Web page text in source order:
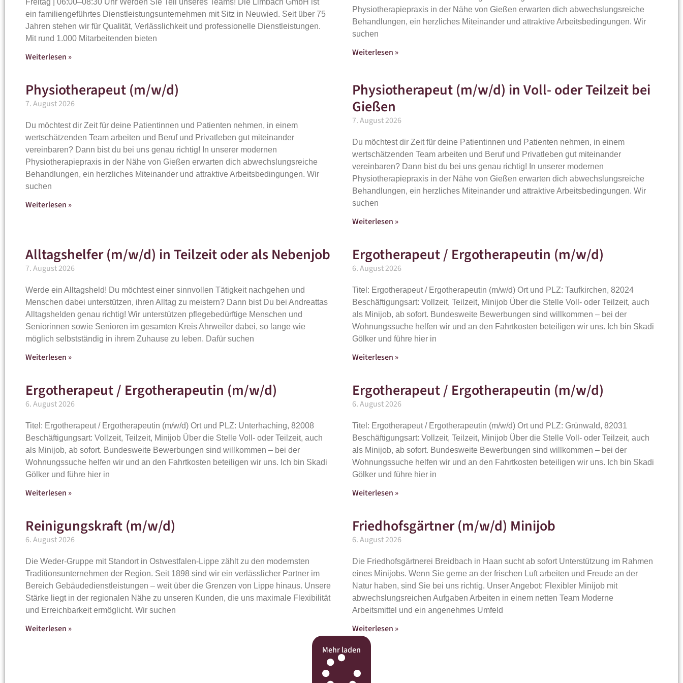
Freitag | 06:00–08:30 Uhr Werden Sie Teil unseres Teams! Die Limbach GmbH ist
ein familiengeführtes Dienstleistungsunternehmen mit Sitz in Neuwied. Seit über 75
Jahren stehen wir für Qualität, Verlässlichkeit und professionelle Dienstleistungen.
Mit rund 1.000 Mitarbeitenden bieten
Weiterlesen »
Physiotherapiepraxis in der Nähe von Gießen erwarten dich abwechslungsreiche
Behandlungen, ein herzliches Miteinander und attraktive Arbeitsbedingungen. Wir
suchen
Weiterlesen »
Physiotherapeut (m/w/d)
7. August 2026
Du möchtest dir Zeit für deine Patientinnen und Patienten nehmen, in einem
wertschätzenden Team arbeiten und Beruf und Privatleben gut miteinander
vereinbaren? Dann bist du bei uns genau richtig! In unserer modernen
Physiotherapiepraxis in der Nähe von Gießen erwarten dich abwechslungsreiche
Behandlungen, ein herzliches Miteinander und attraktive Arbeitsbedingungen. Wir
suchen
Weiterlesen »
Physiotherapeut (m/w/d) in Voll- oder Teilzeit bei
Gießen
7. August 2026
Du möchtest dir Zeit für deine Patientinnen und Patienten nehmen, in einem
wertschätzenden Team arbeiten und Beruf und Privatleben gut miteinander
vereinbaren? Dann bist du bei uns genau richtig! In unserer modernen
Physiotherapiepraxis in der Nähe von Gießen erwarten dich abwechslungsreiche
Behandlungen, ein herzliches Miteinander und attraktive Arbeitsbedingungen. Wir
suchen
Weiterlesen »
Alltagshelfer (m/w/d) in Teilzeit oder als Nebenjob
7. August 2026
Werde ein Alltagsheld! Du möchtest einer sinnvollen Tätigkeit nachgehen und
Menschen dabei unterstützen, ihren Alltag zu meistern? Dann bist Du bei Andreattas
Alltagshelden genau richtig! Wir unterstützen pflegebedürftige Menschen und
Seniorinnen sowie Senioren im gesamten Kreis Ahrweiler dabei, so lange wie
möglich selbstständig in ihrem Zuhause zu leben. Dafür suchen
Weiterlesen »
Ergotherapeut / Ergotherapeutin (m/w/d)
6. August 2026
Titel: Ergotherapeut / Ergotherapeutin (m/w/d) Ort und PLZ: Taufkirchen, 82024
Beschäftigungsart: Vollzeit, Teilzeit, Minijob Über die Stelle Voll- oder Teilzeit, auch
als Minijob, ab sofort. Bundesweite Bewerbungen sind willkommen – bei der
Wohnungssuche helfen wir und an den Fahrtkosten beteiligen wir uns. Ich bin Skadi
Gölker und führe hier in
Weiterlesen »
Ergotherapeut / Ergotherapeutin (m/w/d)
6. August 2026
Titel: Ergotherapeut / Ergotherapeutin (m/w/d) Ort und PLZ: Unterhaching, 82008
Beschäftigungsart: Vollzeit, Teilzeit, Minijob Über die Stelle Voll- oder Teilzeit, auch
als Minijob, ab sofort. Bundesweite Bewerbungen sind willkommen – bei der
Wohnungssuche helfen wir und an den Fahrtkosten beteiligen wir uns. Ich bin Skadi
Gölker und führe hier in
Weiterlesen »
Ergotherapeut / Ergotherapeutin (m/w/d)
6. August 2026
Titel: Ergotherapeut / Ergotherapeutin (m/w/d) Ort und PLZ: Grünwald, 82031
Beschäftigungsart: Vollzeit, Teilzeit, Minijob Über die Stelle Voll- oder Teilzeit, auch
als Minijob, ab sofort. Bundesweite Bewerbungen sind willkommen – bei der
Wohnungssuche helfen wir und an den Fahrtkosten beteiligen wir uns. Ich bin Skadi
Gölker und führe hier in
Weiterlesen »
Reinigungskraft (m/w/d)
6. August 2026
Die Weder-Gruppe mit Standort in Ostwestfalen-Lippe zählt zu den modernsten
Traditionsunternehmen der Region. Seit 1898 sind wir ein verlässlicher Partner im
Bereich Gebäudedienstleistungen – weit über die Grenzen von Lippe hinaus. Unsere
Stärke liegt in der regionalen Nähe zu unseren Kunden, die uns maximale Flexibilität
und Erreichbarkeit ermöglicht. Wir suchen
Weiterlesen »
Friedhofsgärtner (m/w/d) Minijob
6. August 2026
Die Friedhofsgärtnerei Breidbach in Haan sucht ab sofort Unterstützung im Rahmen
eines Minijobs. Wenn Sie gerne an der frischen Luft arbeiten und Freude an der
Natur haben, sind Sie bei uns richtig. Unser Angebot: Flexibler Minijob mit
abwechslungsreichen Aufgaben Arbeiten in einem netten Team Moderne
Arbeitsmittel und ein angenehmes Umfeld
Weiterlesen »
Mehr laden